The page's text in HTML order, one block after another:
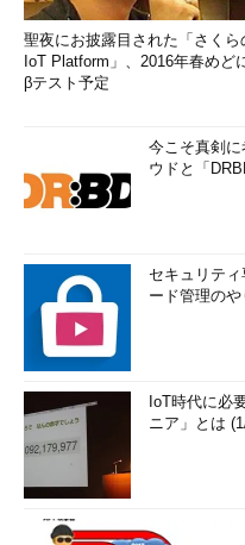
切に暗号化
万が一の侵入の際に検
があるはずである。
また、どれも1つだけで決定
今回はSQLインジェクショ
策もSQLインジェクション
施していただきたい。
Profile
聖夜にお披露目された「さくら
IoT Platform」、2016年春めど
βテスト予定
今こそ真剣
ウドと「
セキュリテ
ード管理のや
IoT時代に必
ニア」とは